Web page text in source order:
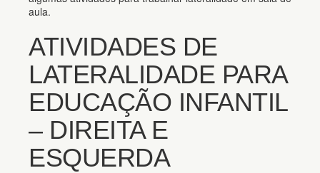
aula.
ATIVIDADES DE
LATERALIDADE PARA
EDUCAÇÃO INFANTIL
– DIREITA E
ESQUERDA